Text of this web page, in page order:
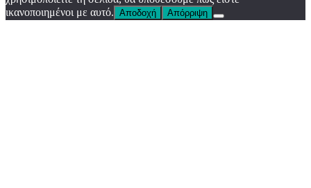
ικανοποιημένοι με αυτό. Αποδοχή Απόρριψη